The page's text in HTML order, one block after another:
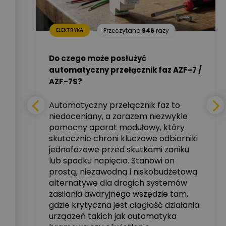
Dariusz Placek
Ekspert mgr inż.
elektronik i informatyk,
Hager Polska Sp. z o.o.
Zadaj pytanie
Ekspert
Ekspert ABB
Ekspert, ABB Zadaj pytanie
Michał Szulborski
Ekspert ETI - Dr inż. w
dziedzinie Aparatów
Elektrycznych / Senior
R&D Scientist / Product
Manager
Zadaj pytanie
ELEKTRYKA Przeczytano 946 razy
Do czego może posłużyć
automatyczny przełącznik faz AZF-7 /
AZF-7S?
Automatyczny przełącznik faz to
niedoceniany, a zarazem niezwykle
pomocny aparat modułowy, który
skutecznie chroni kluczowe odbiorniki
jednofazowe przed skutkami zaniku
lub spadku napięcia. Stanowi on
prostą, niezawodną i niskobudżetową
alternatywę dla drogich systemów
zasilania awaryjnego wszędzie tam,
gdzie krytyczna jest ciągłość działania
urządzeń takich jak automatyka